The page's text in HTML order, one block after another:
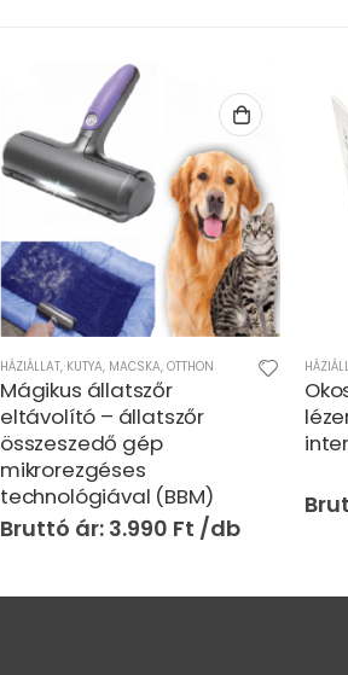
HÁZIÁLLAT, KUTYA, MACSKA, OTTHON
Mágikus állatszőr
eltávolító – állatszőr
összeszedő gép
mikrorezgéses
technológiával (BBM)
3.990 Ft